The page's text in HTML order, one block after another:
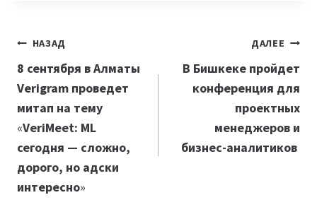
Навигация
по
записям
НАЗАД
8 сентября в Алматы
Verigram проведет
митап на тему
«VeriMeet: ML
сегодня — сложно,
дорого, но адски
интересно»
ДАЛЕЕ
В Бишкеке пройдет
конференция для
проектных
менеджеров и
бизнес-аналитиков